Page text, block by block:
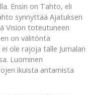
Ensin on Tahto, eli
synnyttää Ajatuksen
Vision toteutuneen
on välitöntä
ole rajoja tälle Jumalan
Luominen
ikuista antamista